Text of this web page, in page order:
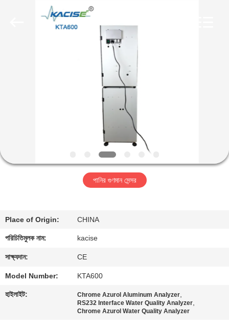
আমাদের
সম্পর্কে
ভ্রমণ
মান
নিয়ন্ত্রণ
আমাদের
পানির গুণমান সেন্সর
Place of Origin: CHINA
পরিচিতিমুলক নাম: kacise
সাক্ষ্যদান: CE
Model Number: KTA600
হাইলাইট: Chrome Azurol Aluminum Analyzer,
RS232 Interface Water Quality Analyzer,
Chrome Azurol Water Quality Analyzer